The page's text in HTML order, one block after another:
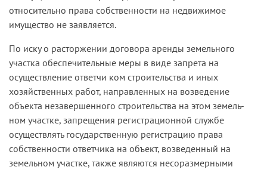
относительно права собственности на недвижимое
имущество не заявляется.
По иску о расторжении договора аренды земельного
участка обеспечительные меры в виде запрета на
осуществление ответчи­ ком строительства и иных
хозяйственных работ, направленных на возведение
объекта незавершенного строительства на этом земель­
ном участке, запрещения регистрационной службе
осуществлять государственную регистрацию права
собственности ответчика на объект, возведенный на
земельном участке, также являются несо­размерными